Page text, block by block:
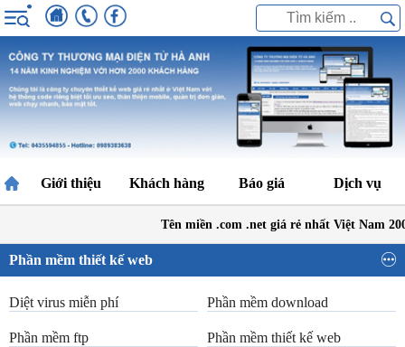
Giới thiệu Khách hàng Báo giá Dịch vụ
Tên miền .com .net giá rẻ nhất Việt Nam
Phần mềm thiết kế web
Diệt virus miễn phí Phần mềm download
Phần mềm ftp Phần mềm thiết kế web